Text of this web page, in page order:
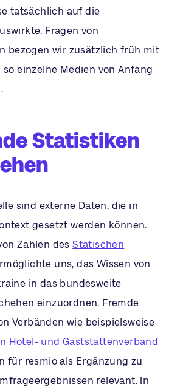
tatsächlich auf die
Fragen von
bezogen wir zusätzlich früh mit
einzelne Medien von Anfang
Statistiken
sind externe Daten, die in
gesetzt werden können.
Zahlen desStatischen
uns, das Wissen von
in das bundesweite
einzuordnen. Fremde
Verbänden wie beispielsweise
Hotel- und Gaststättenverband
für resmio als Ergänzung zu
relevant. In